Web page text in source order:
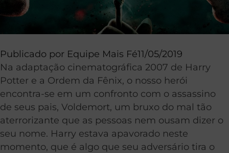
Publicado por Equipe Mais Fé11/05/2019
Na adaptação cinematográfica 2007 de Harry
Potter e a Ordem da Fênix, o nosso herói
encontra-se em um confronto com o assassino
de seus pais, Voldemort, um bruxo do mal tão
aterrorizante que as pessoas nem ousam dizer o
seu nome. Harry estava apavorado neste
momento, que é algo que seu adversário tira o